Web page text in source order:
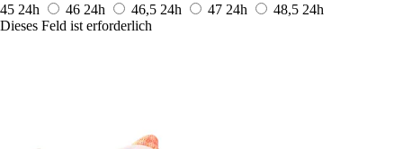
45 24h 46 24h 46,5 24h 47 24h 48,5 24h
Dieses Feld ist erforderlich